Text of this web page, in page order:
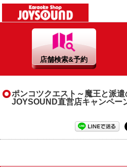
店舗検索&予約
ポンコツクエスト～魔王と派
JOYSOUND直営店キャンペー